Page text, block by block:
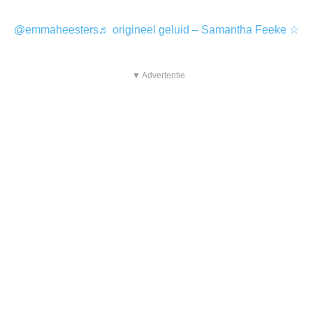
@emmaheesters♬ origineel geluid – Samantha Feeke ☆
▼ Advertentie